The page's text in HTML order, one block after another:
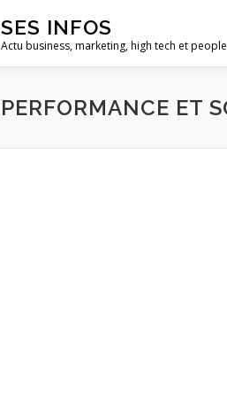
SES INFOS
Actu business, marketing, high tech et people
PERFORMANCE ET